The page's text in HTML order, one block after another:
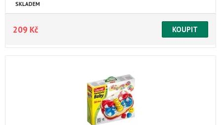
SKLADEM
209 Kč